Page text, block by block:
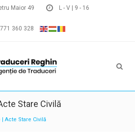
Maior 49 L - V | 9 - 16
360 328
Stare Civilă
Acte Stare Civilă